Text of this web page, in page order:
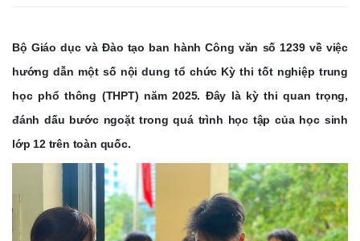
Bộ Giáo dục và Đào tạo ban hành Công văn số 1239 về việc
hướng dẫn một số nội dung tổ chức Kỳ thi tốt nghiệp trung
học phổ thông (THPT) năm 2025. Đây là kỳ thi quan trọng,
đánh dấu bước ngoặt trong quá trình học tập của học sinh
lớp 12 trên toàn quốc.